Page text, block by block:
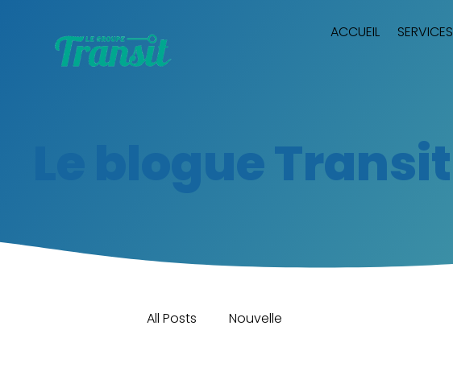
ACCUEIL SERVICES
Le blogue Transit
All Posts Nouvelle